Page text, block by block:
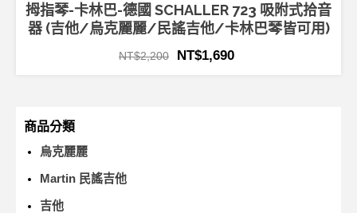
拇指琴-卡林巴-德國 SCHALLER 723 吸附式拾音
器 (吉他/烏克麗麗/民謠吉他/卡林巴琴皆可用)
NT$2,200 NT$1,690
商品分類
烏克麗麗
Martin 民謠吉他
吉他